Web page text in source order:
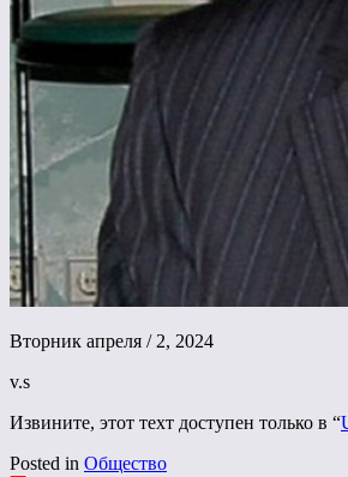
Вторник апреля / 2, 2024
v.s
Извините, этот техт доступен только в “
Posted in Общество